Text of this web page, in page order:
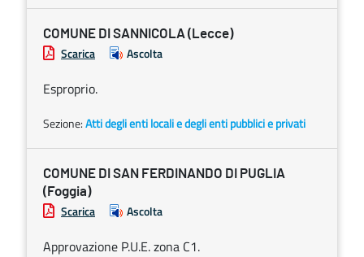
COMUNE DI SANNICOLA (Lecce)
Scarica Ascolta
Esproprio.
Sezione:Atti degli enti locali e degli enti pubblici e privati
COMUNE DI SAN FERDINANDO DI PUGLIA
(Foggia)
Scarica Ascolta
Approvazione P.U.E. zona C1.